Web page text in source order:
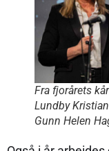
Fra fjorårets
Lundby
Gunn Helen